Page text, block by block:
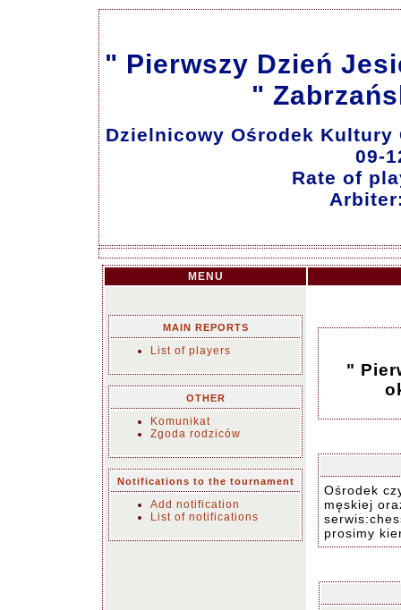
" Pierwszy Dzień
"
Dzielnicowy Ośrodek Kultury
09-
Rate of
MENU
MAIN REPORTS
List of players
OTHER
Komunikat
Zgoda rodziców
Notifications to the tournament
Add notification
List of notifications
"
Ośrodek
męskiej
prosimy